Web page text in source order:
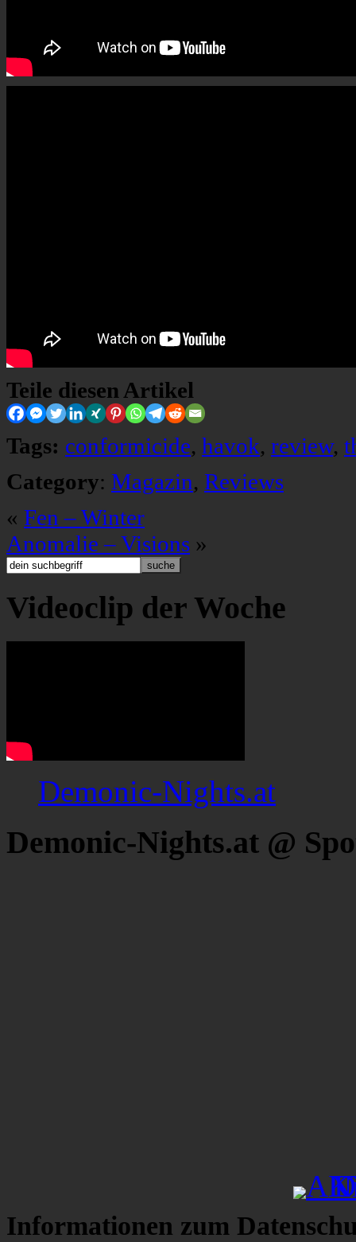
Teile diesen Artikel
Tags: conformicide, havok, review,
Category: Magazin, Reviews
« Fen – Winter
Anomalie – Visions »
Videoclip der Woche
Demonic-Nights.at
Demonic-Nights.at @
Informationen zum